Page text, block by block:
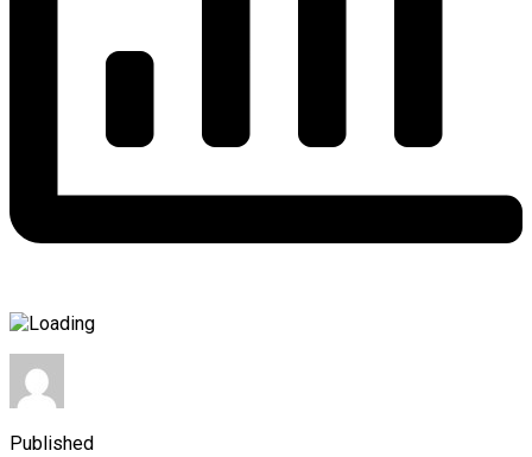
Published